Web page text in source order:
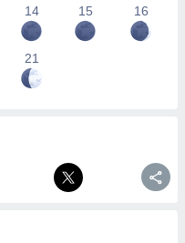
14 15 16
21